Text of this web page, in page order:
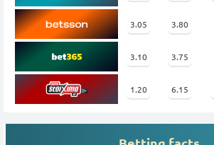
3.05 3.80
3.10 3.75
1.20 6.15